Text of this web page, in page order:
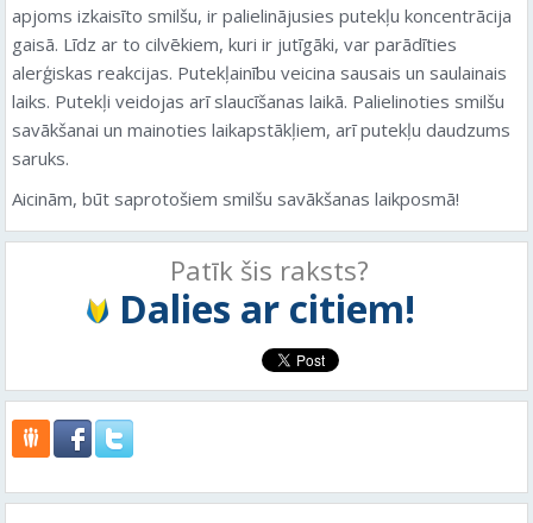
apjoms izkaisīto smilšu, ir palielinājusies putekļu koncentrācija
gaisā. Līdz ar to cilvēkiem, kuri ir jutīgāki, var parādīties
alerģiskas reakcijas. Putekļainību veicina sausais un saulainais
laiks. Putekļi veidojas arī slaucīšanas laikā. Palielinoties smilšu
savākšanai un mainoties laikapstākļiem, arī putekļu daudzums
saruks.
Aicinām, būt saprotošiem smilšu savākšanas laikposmā!
Patīk šis raksts?
Dalies ar citiem!